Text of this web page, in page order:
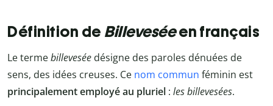
Définition de Billeveséeen français
Le termebillevesée désigne des paroles dénuées de
sens, des idées creuses. Ce nom commun féminin est
principalement employé au pluriel : les billevesées.